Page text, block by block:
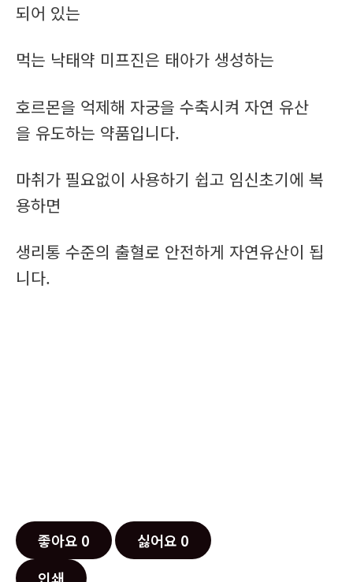
되어 있는
먹는 낙태약 미프진은 태아가 생성하는
호르몬을 억제해 자궁을 수축시켜 자연 유산
을 유도하는 약품입니다.
마취가 필요없이 사용하기 쉽고 임신초기에 복
용하면
생리통 수준의 출혈로 안전하게 자연유산이 됩
니다.
좋아요 0 싫어요 0
인쇄